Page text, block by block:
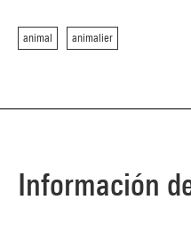
animal animalier
Información